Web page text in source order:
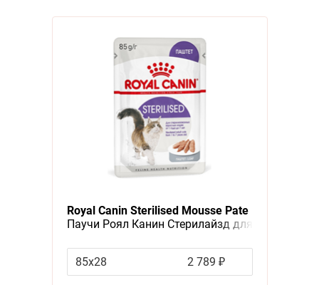
Royal Canin Sterilised Mousse Pate
Паучи Роял Канин Стерилайзд для
и Стерилизованных кошек Паштет
(цена за упаковку)
85х28 2 789 ₽